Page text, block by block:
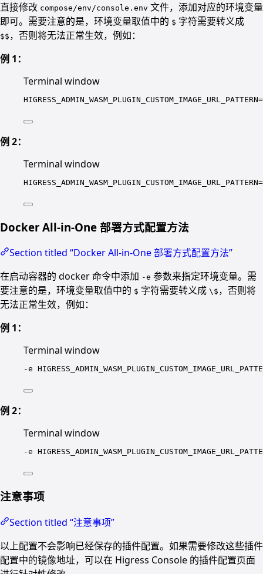
直接修改 compose/env/console.env 文件，添加对应的环境变量
即可。需要注意的是，环境变量取值中的 $ 字符需要转义成
$$ ，否则将无法正常生效，例如：
例 1：
Terminal window
HIGRESS_ADMIN_WASM_PLUGIN_CUSTOM_IMAGE_URL_PATTERN=
例 2：
Terminal window
HIGRESS_ADMIN_WASM_PLUGIN_CUSTOM_IMAGE_URL_PATTERN=
Docker All-in-One 部署方式配置方法
Section titled “Docker All-in-One 部署方式配置方法”
在启动容器的 docker 命令中添加 -e 参数来指定环境变量。需
要注意的是，环境变量取值中的 $ 字符需要转义成 \$ ，否则将
无法正常生效，例如：
例 1：
Terminal window
-e
例 2：
Terminal window
-e
注意事项
Section titled “注意事项”
以上配置不会影响已经保存的插件配置。如果需要修改这些插件
配置中的镜像地址，可以在 Higress Console 的插件配置页面